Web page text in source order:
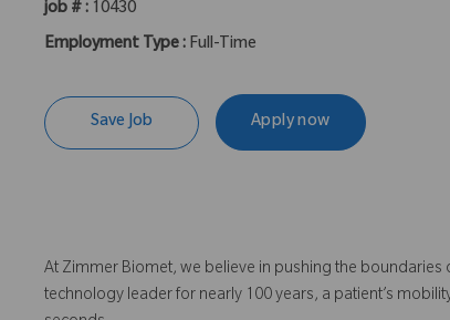
job # : 10430
Employment Type : Full-Time
Save Job Apply now
At Zimmer Biomet, we believe in pushing the
technology leader for nearly 100 years, a patient’s